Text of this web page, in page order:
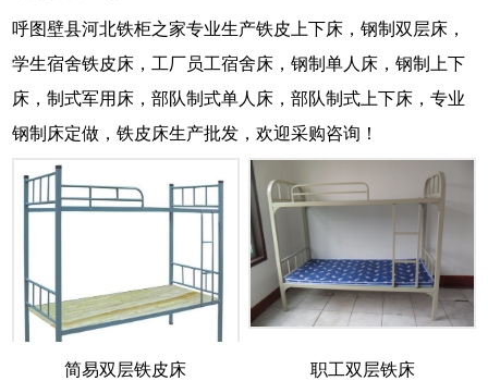
呼图壁县河北铁柜之家专业生产铁皮上下床，钢制双层床，
学生宿舍铁皮床，工厂员工宿舍床，钢制单人床，钢制上下
床，制式军用床，部队制式单人床，部队制式上下床，专业
钢制床定做，铁皮床生产批发，欢迎采购咨询！
简易双层铁皮床 职工双层铁床